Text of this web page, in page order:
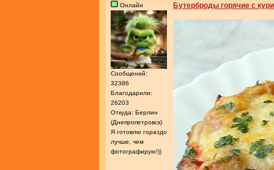
Онлайн
Сообщений:
32386
Благодарили:
26203
Откуда: Берлин
(Днепропетровск)
Я готовлю гораздо
лучше, чем
фотографирую!))
Бутерброды горячие с